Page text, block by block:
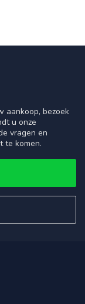
aankoop, bezoek
u onze
vragen en
te komen.